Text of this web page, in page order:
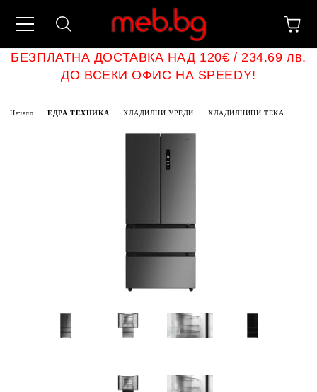
БЕЗПЛАТНА ДОСТАВКА НАД 120€ / 234.69 лв.
ДО ВСЕКИ ОФИС НА SPEEDY!
Начало ЕДРА ТЕХНИКА ХЛАДИЛНИ УРЕДИ ХЛАДИЛНИЦИ TEKA